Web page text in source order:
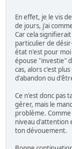
En effet, je le vis
de jours, j'ai
Car cela
particulier de
état n'est pour moi
épouse "investie"
cas, alors c'est
d'abandon ou
Ce n'est donc pas
gérer, mais le
problème.
niveau d'attention
ton dévouement.